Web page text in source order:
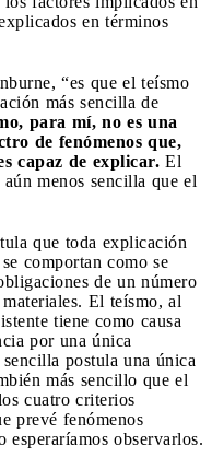
en términos
“es que el teísmo
más sencilla de
para mí, no es una
de fenómenos que,
capaz de explicar. El
menos sencilla que el
que toda explicación
comportan como se
de un número
El teísmo, al
tiene como causa
por una única
postula una única
más sencillo que el
cuatro criterios
prevé fenómenos
esperaríamos observarlos.